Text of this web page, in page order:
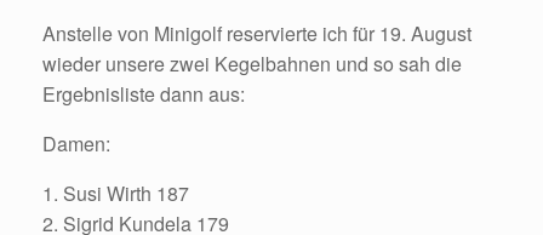
Anstelle von Minigolf reservierte ich für 19. August
wieder unsere zwei Kegelbahnen und so sah die
Ergebnisliste dann aus:
Damen:
1. Susi Wirth 187
2. Sigrid Kundela 179